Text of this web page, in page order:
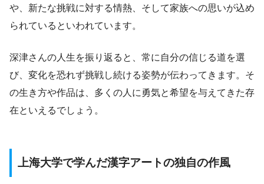
や、新たな挑戦に対する情熱、そして家族への思いが込め
られているといわれています。
深津さんの人生を振り返ると、常に自分の信じる道を選
び、変化を恐れず挑戦し続ける姿勢が伝わってきます。そ
の生き方や作品は、多くの人に勇気と希望を与えてきた存
在といえるでしょう。
上海大学で学んだ漢字アートの独自の作風